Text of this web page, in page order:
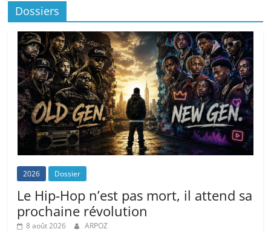
Dossiers
2026 Dossier
Le Hip-Hop n’est pas mort, il attend sa
prochaine révolution
8 août 2026 ARPOZ